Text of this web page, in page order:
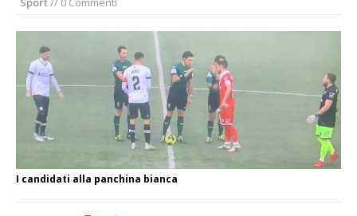
La Regione stanzia oltre 38mila euro per il
carnevale di Santhià. La soddisfazione della
Pro Loco
Il Piemonte ha avviato la richiesta di calamità
naturale per la siccità estrema e gli incendi
Dieci anni fa l’ingresso a Vercelli
dell’arcivescovo mons. Marco Arnolfo
I candidati alla panchina bianca